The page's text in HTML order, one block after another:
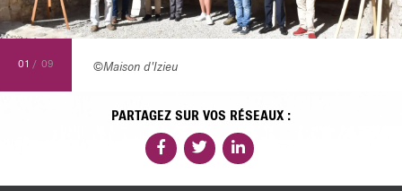
01 / 09 ©Maison d'Izieu
PARTAGEZ SUR VOS RÉSEAUX :